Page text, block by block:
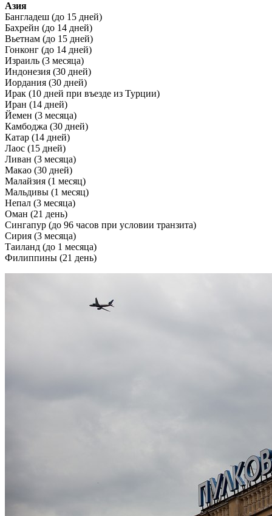
Азия
Бангладеш (до 15 дней)
Бахрейн (до 14 дней)
Вьетнам (до 15 дней)
Гонконг (до 14 дней)
Израиль (3 месяца)
Индонезия (30 дней)
Иордания (30 дней)
Ирак (10 дней при въезде из Турции)
Иран (14 дней)
Йемен (3 месяца)
Камбоджа (30 дней)
Катар (14 дней)
Лаос (15 дней)
Ливан (3 месяца)
Макао (30 дней)
Малайзия (1 месяц)
Мальдивы (1 месяц)
Непал (3 месяца)
Оман (21 день)
Сингапур (до 96 часов при условии транзита)
Сирия (3 месяца)
Таиланд (до 1 месяца)
Филиппины (21 день)